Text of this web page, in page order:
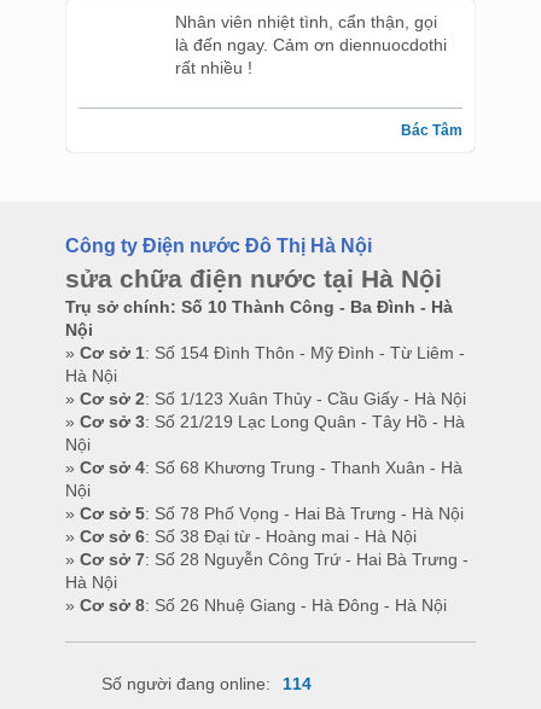
Nhân viên nhiệt tình, cẩn thận, gọi
là đến ngay. Cảm ơn diennuocdothi
rất nhiều !
Bác Tâm
Công ty Điện nước Đô Thị Hà Nội
sửa chữa điện nước tại Hà Nội
Trụ sở chính: Số 10 Thành Công - Ba Đình - Hà
Nội
» Cơ sở 1: Số 154 Đình Thôn - Mỹ Đình - Từ Liêm -
Hà Nội
» Cơ sở 2: Số 1/123 Xuân Thủy - Cầu Giấy - Hà Nội
» Cơ sở 3: Số 21/219 Lạc Long Quân - Tây Hồ - Hà
Nội
» Cơ sở 4: Số 68 Khương Trung - Thanh Xuân - Hà
Nội
» Cơ sở 5: Số 78 Phố Vọng - Hai Bà Trưng - Hà Nội
» Cơ sở 6: Số 38 Đại từ - Hoàng mai - Hà Nội
» Cơ sở 7: Số 28 Nguyễn Công Trứ - Hai Bà Trưng -
Hà Nội
» Cơ sở 8: Số 26 Nhuệ Giang - Hà Đông - Hà Nội
Số người đang online:
114